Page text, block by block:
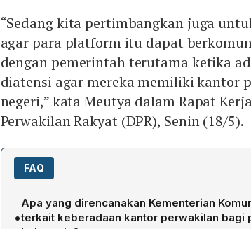
“Sedang kita pertimbangkan juga
agar para platform itu dapat
dengan pemerintah terutama ketika
diatensi agar mereka memiliki kantor
negeri,” kata Meutya dalam Rapat
Perwakilan Rakyat (DPR), Senin (18/5).
FAQ
•
Apa yang direncanakan Kementerian
terkait keberadaan kantor perwakilan bagi